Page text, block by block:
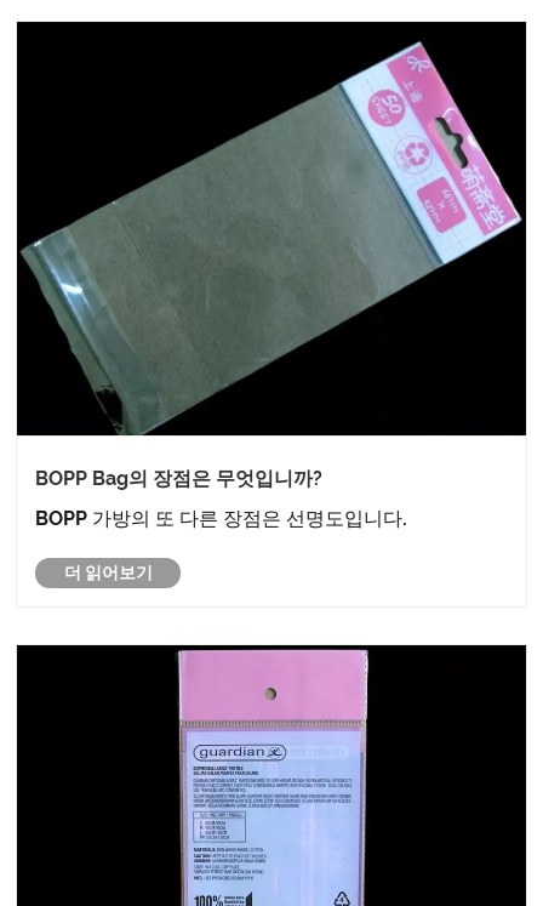
BOPP Bag의 장점은 무엇입니까?
BOPP 가방의 또 다른 장점은 선명도입니다.
더 읽어보기